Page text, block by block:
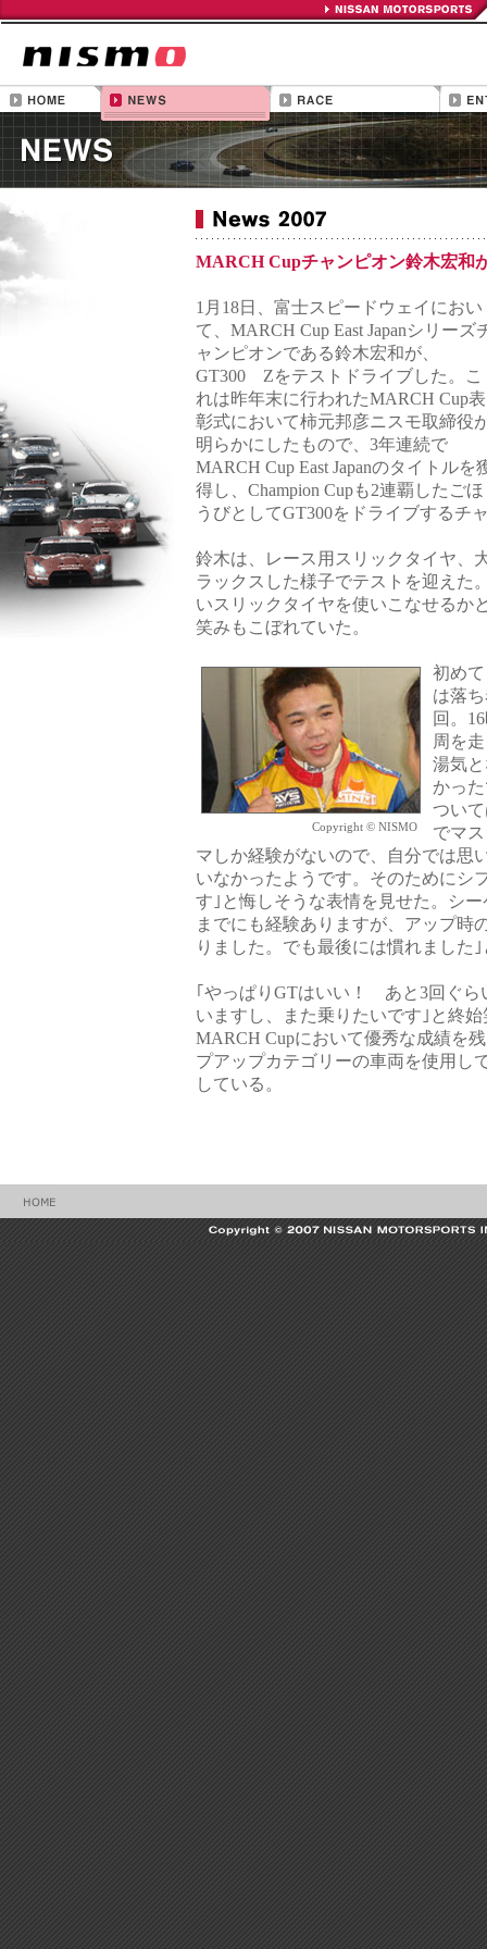
MARCH Cupチャンピオン鈴木宏和
1月18日、富士スピードウェイにおい
て、MARCH Cup East Japanシリーズ
ャンピオンである鈴木宏和が、
GT300 Zをテストドライブした。こ
れは昨年末に行われたMARCH Cup表
彰式において柿元邦彦ニスモ取締役
明らかにしたもので、3年連続で
MARCH Cup East Japanのタイトルを
得し、Champion Cupも2連覇したごほ
うびとしてGT300をドライブするチ
鈴木は、レース用スリックタイヤ、
ラックスした様子でテストを迎えた
いスリックタイヤを使いこなせるか
笑みもこぼれていた。
Copyright © NISMO
初め
は落
回。
周を
湯気
かっ
つい
でマ
マしか経験がないので、自分では思
いなかったようです。そのためにシ
す｣と悔しそうな表情を見せた。シ
までにも経験ありますが、アップ時
りました。でも最後には慣れました
｢やっぱりGTはいい！ あと3回ぐら
いますし、また乗りたいです｣と終
MARCH Cupにおいて優秀な成績を
プアップカテゴリーの車両を使用し
している。